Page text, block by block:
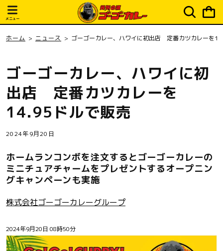
ンツに
進む
メニュー
ン
グ
ー
ホーム ニュース ゴーゴーカレー、ハワイに初出店 定番カツカレーを
ゴーゴーカレー、ハワイに初
出店 定番カツカレーを
14.95ドルで販売
2024年9月20日
ホームランコンボを注文するとゴーゴーカレーの
ミニチュアチャームをプレゼントするオープニン
グキャンペーンも実施
株式会社ゴーゴーカレーグループ
2024年9月20日 08時50分